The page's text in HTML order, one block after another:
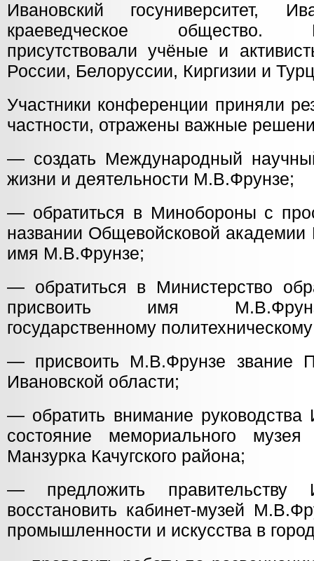
Ивановский госуниверситет,
краеведческое общество.
присутствовали учёные и
России, Белоруссии, Киргизии и
Участники конференции приняли
частности, отражены важные
— создать Международный
жизни и деятельности М.В.Фрунзе;
— обратиться в Минобороны с
названии Общевойсковой
имя М.В.Фрунзе;
— обратиться в Министерство
присвоить имя
государственному
— присвоить М.В.Фрунзе звание
Ивановской области;
— обратить внимание руководства
состояние мемориального
Манзурка Качугского района;
— предложить правительству
восстановить кабинет-музей
промышленности и искусства в